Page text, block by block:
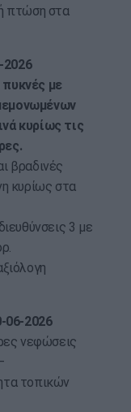
πτώση στα
με
κυρίως τις
βραδινές
κυρίως στα
3 με
2026
νεφώσεις
τοπικών